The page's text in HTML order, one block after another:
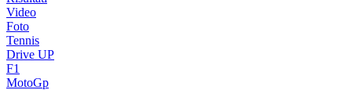
Video
Foto
Tennis
Drive UP
F1
MotoGp